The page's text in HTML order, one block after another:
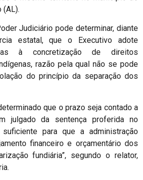
(AL).
Judiciário pode determinar, diante
estatal, que o Executivo adote
à concretização de direitos
razão pela qual não se pode
do princípio da separação dos
que o prazo seja contado a
julgado da sentença proferida no
para que a administração
financeiro e orçamentário dos
fundiária”, segundo o relator,